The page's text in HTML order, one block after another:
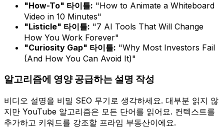
"How-To" 타이틀: "How to Animate a Whiteboard
Video in 10 Minutes"
"Listicle" 타이틀: "7 AI Tools That Will Change
How You Work Forever"
"Curiosity Gap" 타이틀: "Why Most Investors Fail
(And How You Can Avoid It)"
알고리즘에 영양 공급하는 설명 작성
비디오 설명을 비밀 SEO 무기로 생각하세요. 대부분 읽지 않
지만 YouTube 알고리즘은 모든 단어를 읽어요. 컨텍스트를
추가하고 키워드를 강조할 프라임 부동산이에요.